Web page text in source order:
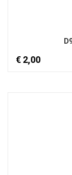
€ 2,00